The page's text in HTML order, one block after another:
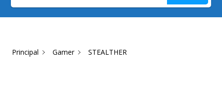
Principal Gamer STEALTHER